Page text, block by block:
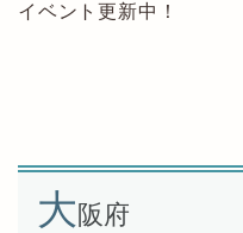
イベント更新中！
大阪府